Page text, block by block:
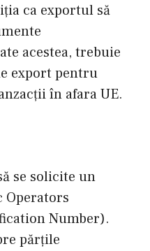
ca exportul să
acestea, trebuie
export pentru
în afara UE.
se solicite un
Operators
Number).
părțile